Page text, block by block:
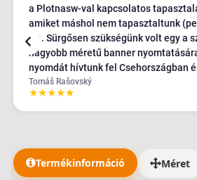
a Plotnasw-val kapcsolatos
amiket máshol nem tapasztaltunk
:D). Sürgősen szükségünk volt egy a szabványnál jóval
nagyobb méretű banner
nyomdát hívtunk fel Csehországban
az egyetlen, aki beleegyezett a
Plotbase volt - nagyon pozitív
viszonylag kellemetlenek és
csodálatos ügyfélszolgálatot -
az anyagok kiszállítása sokkal
Tomáš Rašovský
★★★★★
Termékinformáció Méret